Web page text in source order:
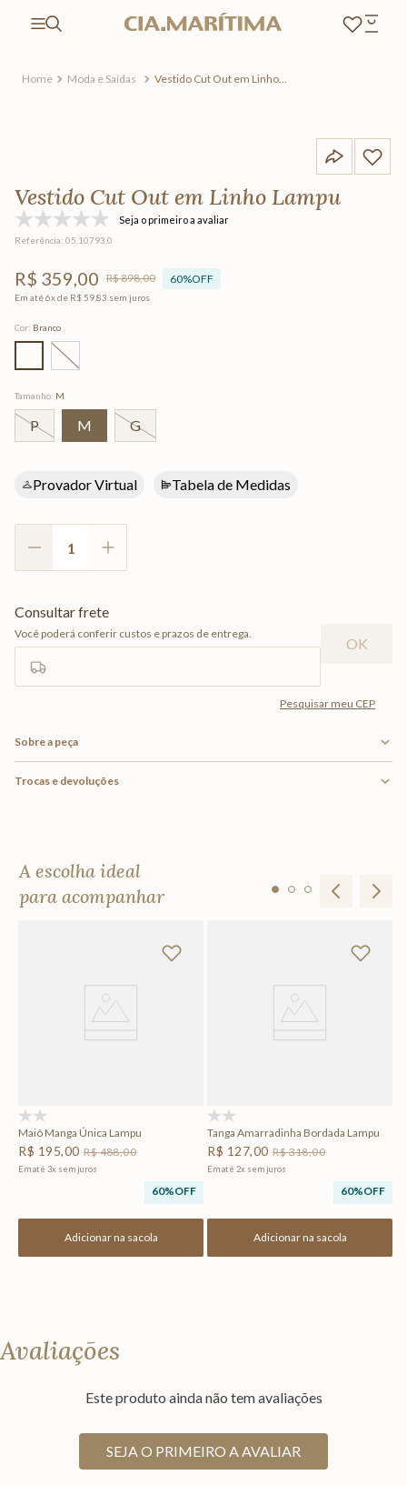
Moda e Saídas
Vestido Cut Out em Linho
Vestido Cut Out em Linho Lampu
Seja o primeiro a avaliar
Referência: 05.10793.0
R$ 359,00 R$898,00 60%OFF
Em até6x de R$ 5983 sem juros
Cor: Branco
Tamanho: M
P M G
Provador Virtual Tabela de Medidas
Sobre a peça
Trocas e devoluções
A escolha ideal
para acompanhar
Maiô Manga Única Lampu
R$ 195,00 R$488,00
Em até 3x sem juros
60%OFF
Adicionar na sacola
Tanga Amarradinha Bordada Lampu
R$ 127,00 R$318,00
Em até 2x sem juros
60%OFF
Adicionar na sacola
Avaliações
Este produto ainda não tem avaliações
SEJA O PRIMEIRO A AVALIAR